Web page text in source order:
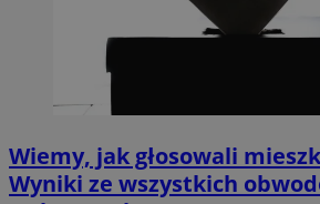
Wiemy, jak głosowali
Wyniki ze wszystkich